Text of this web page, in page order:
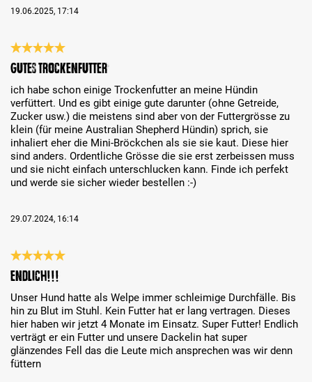
19.06.2025, 17:14
Review with rating of 5 out of 5 stars
Gutes Trockenfutter
ich habe schon einige Trockenfutter an meine Hündin
verfüttert. Und es gibt einige gute darunter (ohne Getreide,
Zucker usw.) die meistens sind aber von der Futtergrösse zu
klein (für meine Australian Shepherd Hündin) sprich, sie
inhaliert eher die Mini-Bröckchen als sie sie kaut. Diese hier
sind anders. Ordentliche Grösse die sie erst zerbeissen muss
und sie nicht einfach unterschlucken kann. Finde ich perfekt
und werde sie sicher wieder bestellen :-)
29.07.2024, 16:14
Review with rating of 5 out of 5 stars
Endlich!!!
Unser Hund hatte als Welpe immer schleimige Durchfälle. Bis
hin zu Blut im Stuhl. Kein Futter hat er lang vertragen. Dieses
hier haben wir jetzt 4 Monate im Einsatz. Super Futter! Endlich
verträgt er ein Futter und unsere Dackelin hat super
glänzendes Fell das die Leute mich ansprechen was wir denn
füttern